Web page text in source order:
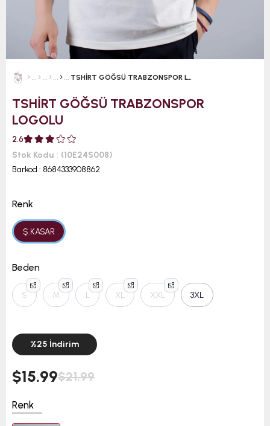
TSHİRT GÖĞSÜ TRABZONSPOR LOGOLU
TSHİRT GÖĞSÜ TRABZONSPOR
LOGOLU
2.6
Stok Kodu
(10E24S008)
Barkod : 8684333908862
Renk
Ş.KASAR
Beden
S M L XL XXL 3XL
%25 İndirim
$21.99
$15.99
Renk